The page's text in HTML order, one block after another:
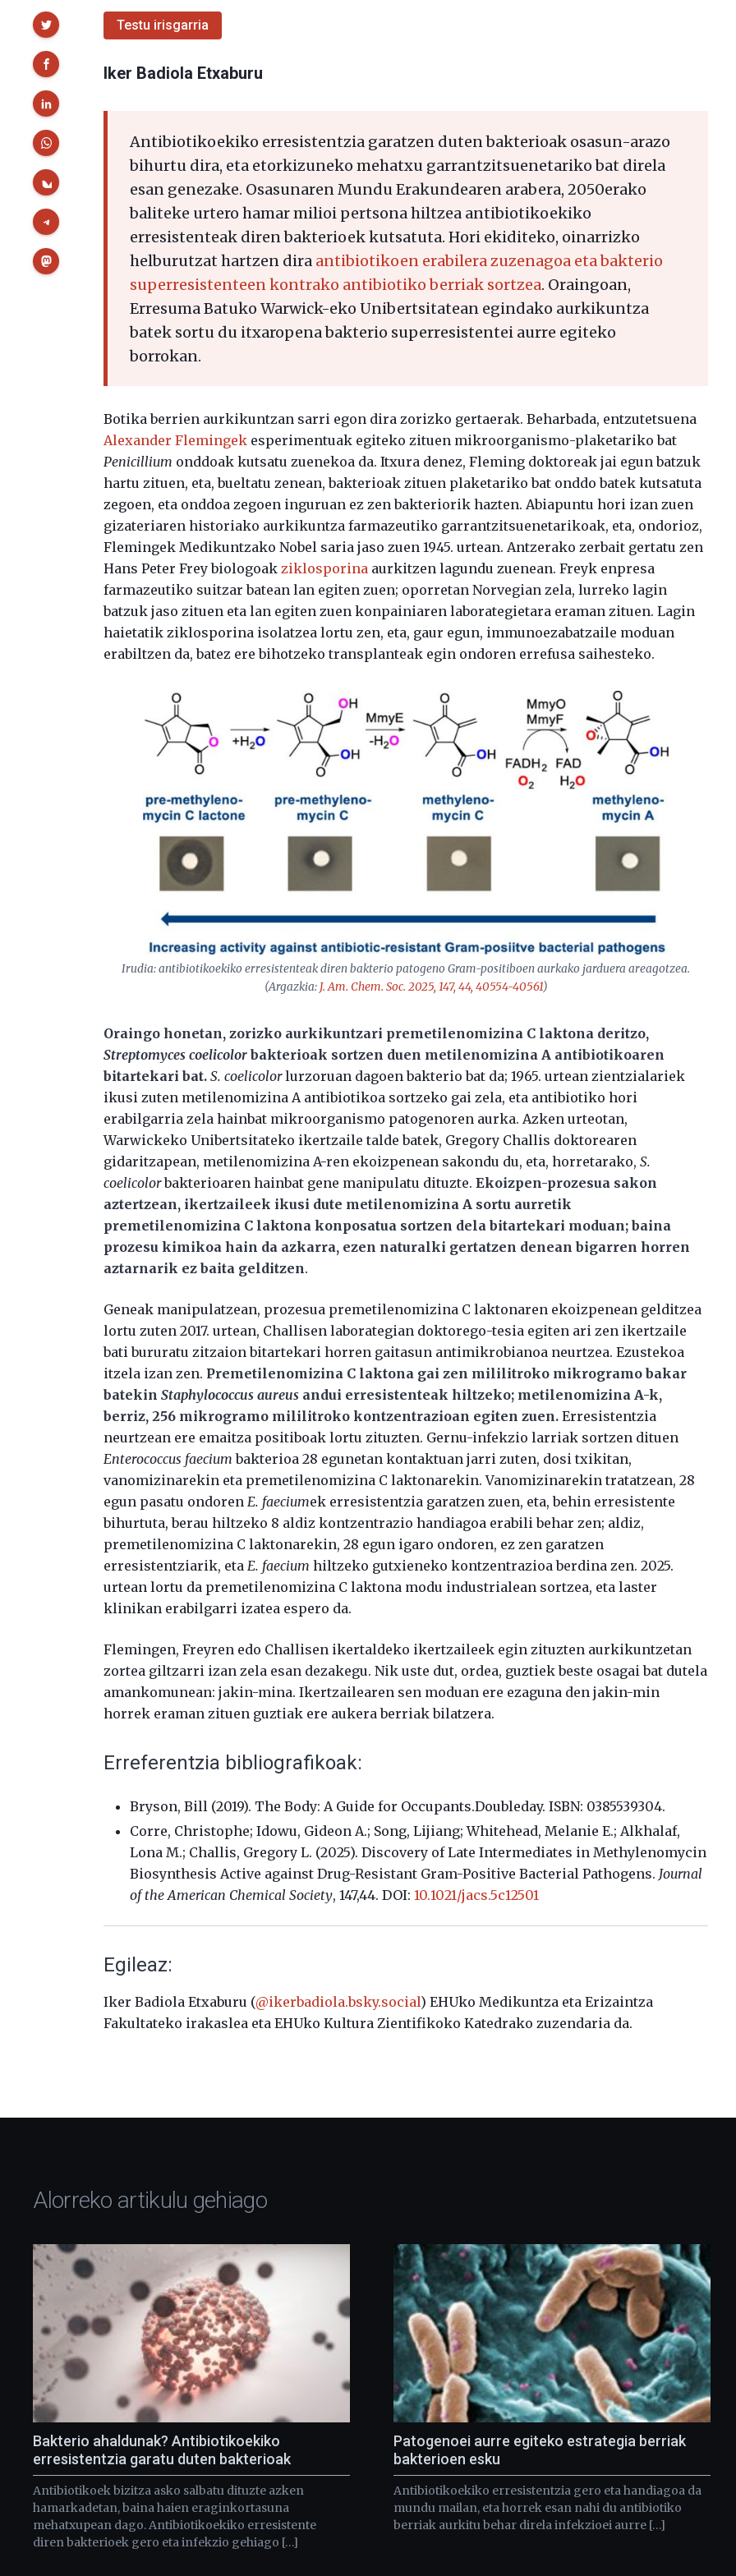
Testu irisgarria
Iker Badiola Etxaburu
Antibiotikoekiko erresistentzia garatzen duten bakterioak osasun-arazo
bihurtu dira, eta etorkizuneko mehatxu garrantzitsuenetariko bat direla
esan genezake. Osasunaren Mundu Erakundearen arabera, 2050erako
baliteke urtero hamar milioi pertsona hiltzea antibiotikoekiko
erresistenteak diren bakterioek kutsatuta. Hori ekiditeko, oinarrizko
helburutzat hartzen dira antibiotikoen erabilera zuzenagoa eta bakterio
superresistenteen kontrako antibiotiko berriak sortzea. Oraingoan,
Erresuma Batuko Warwick-eko Unibertsitatean egindako aurkikuntza
batek sortu du itxaropena bakterio superresistentei aurre egiteko
borrokan.
Botika berrien aurkikuntzan sarri egon dira zorizko gertaerak. Beharbada, entzutetsuena
Alexander Flemingek esperimentuak egiteko zituen mikroorganismo-plaketariko bat
Penicillium onddoak kutsatu zuenekoa da. Itxura denez, Fleming doktoreak jai egun batzuk
hartu zituen, eta, bueltatu zenean, bakterioak zituen plaketariko bat onddo batek kutsatuta
zegoen, eta onddoa zegoen inguruan ez zen bakteriorik hazten. Abiapuntu hori izan zuen
gizateriaren historiako aurkikuntza farmazeutiko garrantzitsuenetarikoak, eta, ondorioz,
Flemingek Medikuntzako Nobel saria jaso zuen 1945. urtean. Antzerako zerbait gertatu zen
Hans Peter Frey biologoakziklosporina aurkitzen lagundu zuenean. Freyk enpresa
farmazeutiko suitzar batean lan egiten zuen; oporretan Norvegian zela, lurreko lagin
batzuk jaso zituen eta lan egiten zuen konpainiaren laborategietara eraman zituen. Lagin
haietatik ziklosporina isolatzea lortu zen, eta, gaur egun, immunoezabatzaile moduan
erabiltzen da, batez ere bihotzeko transplanteak egin ondoren errefusa saihesteko.
Irudia: antibiotikoekiko erresistenteak diren bakterio patogeno Gram-positiboen aurkako jarduera areagotzea.
(Argazkia: J. Am. Chem. Soc. 2025, 147, 44, 40554-40561)
Oraingo honetan, zorizko aurkikuntzari premetilenomizina C laktona deritzo,
Streptomyces coelicolorbakterioak sortzen duen metilenomizina A antibiotikoaren
bitartekari bat. S. coelicolorlurzoruan dagoen bakterio bat da; 1965. urtean zientzialariek
ikusi zuten metilenomizina A antibiotikoa sortzeko gai zela, eta antibiotiko hori
erabilgarria zela hainbat mikroorganismo patogenoren aurka. Azken urteotan,
Warwickeko Unibertsitateko ikertzaile talde batek, Gregory Challis doktorearen
gidaritzapean, metilenomizina A-ren ekoizpenean sakondu du, eta, horretarako,S.
coelicolorbakterioaren hainbat gene manipulatu dituzte.Ekoizpen-prozesua sakon
aztertzean, ikertzaileek ikusi dute metilenomizina A sortu aurretik
premetilenomizina C laktona konposatua sortzen dela bitartekari moduan; baina
prozesu kimikoa hain da azkarra, ezen naturalki gertatzen denean bigarren horren
aztarnarik ez baita gelditzen.
Geneak manipulatzean, prozesua premetilenomizina C laktonaren ekoizpenean gelditzea
lortu zuten 2017. urtean, Challisen laborategian doktorego-tesia egiten ari zen ikertzaile
bati bururatu zitzaion bitartekari horren gaitasun antimikrobianoa neurtzea. Ezustekoa
itzela izan zen. Premetilenomizina C laktona gai zen mililitroko mikrogramo bakar
batekinStaphylococcus aureus andui erresistenteak hiltzeko; metilenomizina A-k,
berriz, 256 mikrogramo mililitroko kontzentrazioan egiten zuen. Erresistentzia
neurtzean ere emaitza positiboak lortu zituzten. Gernu-infekzio larriak sortzen dituen
Enterococcus faecium bakterioa 28 egunetan kontaktuan jarri zuten, dosi txikitan,
vanomizinarekin eta premetilenomizina C laktonarekin. Vanomizinarekin tratatzean, 28
egun pasatu ondoren E. faeciumek erresistentzia garatzen zuen, eta, behin erresistente
bihurtuta, berau hiltzeko 8 aldiz kontzentrazio handiagoa erabili behar zen; aldiz,
premetilenomizina C laktonarekin, 28 egun igaro ondoren, ez zen garatzen
erresistentziarik, eta E. faecium hiltzeko gutxieneko kontzentrazioa berdina zen. 2025.
urtean lortu da premetilenomizina C laktona modu industrialean sortzea, eta laster
klinikan erabilgarri izatea espero da.
Flemingen, Freyren edo Challisen ikertaldeko ikertzaileek egin zituzten aurkikuntzetan
zortea giltzarri izan zela esan dezakegu. Nik uste dut, ordea, guztiek beste osagai bat dutela
amankomunean: jakin-mina. Ikertzailearen sen moduan ere ezaguna den jakin-min
horrek eraman zituen guztiak ere aukera berriak bilatzera.
Erreferentzia bibliografikoak:
Bryson, Bill (2019). The Body: A Guide for Occupants.Doubleday. ISBN:‎ 0385539304.
Corre, Christophe; Idowu, Gideon A.; Song, Lijiang; Whitehead, Melanie E.; Alkhalaf,
Lona M.; Challis, Gregory L. (2025). Discovery of Late Intermediates in Methylenomycin
Biosynthesis Active against Drug-Resistant Gram-Positive Bacterial Pathogens. Journal
of the American Chemical Society, 147,44. DOI:10.1021/jacs.5c12501
Egileaz:
Iker Badiola Etxaburu (@ikerbadiola.bsky.social) EHUko Medikuntza eta Erizaintza
Fakultateko irakaslea eta EHUko Kultura Zientifikoko Katedrako zuzendaria da.
Partekatu
Alorreko artikulu gehiago
Bakterio ahaldunak? Antibiotikoekiko
erresistentzia garatu duten bakterioak
Antibiotikoek bizitza asko salbatu dituzte azken
hamarkadetan, baina haien eraginkortasuna
mehatxupean dago. Antibiotikoekiko erresistente
diren bakterioek gero eta infekzio gehiago […]
Patogenoei aurre egiteko estrategia berriak
bakterioen esku
Antibiotikoekiko erresistentzia gero eta handiagoa da
mundu mailan, eta horrek esan nahi du antibiotiko
berriak aurkitu behar direla infekzioei aurre […]